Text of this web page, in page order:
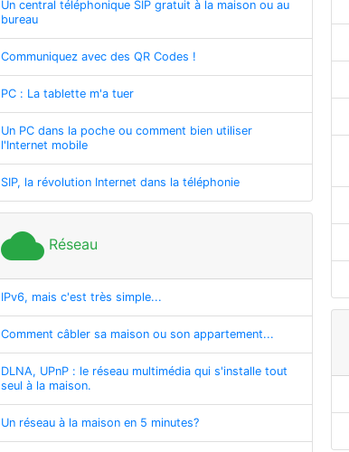
Un central téléphonique SIP gratuit à la maison ou au
bureau
Communiquez avec des QR Codes !
PC : La tablette m'a tuer
Un PC dans la poche ou comment bien utiliser
l'Internet mobile
SIP, la révolution Internet dans la téléphonie
cloud Réseau
IPv6, mais c'est très simple...
Comment câbler sa maison ou son appartement...
DLNA, UPnP : le réseau multimédia qui s'installe tout
seul à la maison.
Un réseau à la maison en 5 minutes?